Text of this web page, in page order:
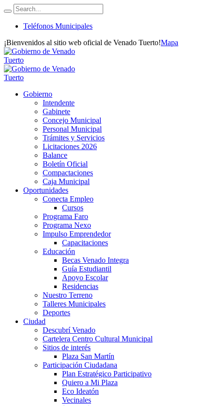
Teléfonos Municipales
¡Bienvenidos al sitio web oficial de Venado Tuerto!Mapa
Gobierno
Intendente
Gabinete
Concejo Municipal
Personal Municipal
Trámites y Servicios
Licitaciones 2026
Balance
Boletín Oficial
Compactaciones
Caja Municipal
Oportunidades
Conecta Empleo
Cursos
Programa Faro
Programa Nexo
Impulso Emprendedor
Capacitaciones
Educación
Becas Venado Integra
Guía Estudiantil
Apoyo Escolar
Residencias
Nuestro Terreno
Talleres Municipales
Deportes
Ciudad
Descubrí Venado
Cartelera Centro Cultural Municipal
Sitios de interés
Plaza San Martín
Participación Ciudadana
Plan Estratégico Participativo
Quiero a Mi Plaza
Eco Ideatón
Vecinales